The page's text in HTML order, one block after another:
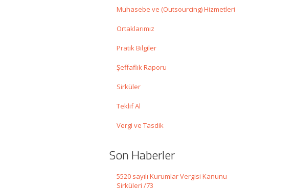
Muhasebe ve (Outsourcing) Hizmetleri
Ortaklarımız
Pratik Bilgiler
Şeffaflık Raporu
Sirküler
Teklif Al
Vergi ve Tasdik
Son Haberler
5520 sayılı Kurumlar Vergisi Kanunu
Sirküleri /73